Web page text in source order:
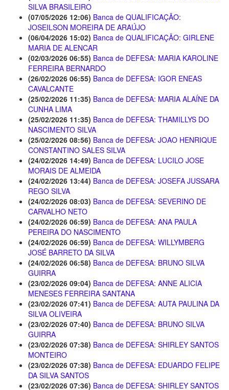
SILVA BRASILEIRO
(07/05/2026 12:06) Banca de QUALIFICAÇÃO:
JOSEILSON MOREIRA DE ARAÚJO
(06/04/2026 15:02) Banca de QUALIFICAÇÃO: GIRLENE
MARIA DE ALENCAR
(02/03/2026 06:55) Banca de DEFESA: MARIA KAROLINE
FERREIRA BERNARDO
(26/02/2026 06:55) Banca de DEFESA: IGOR ENEAS
CAVALCANTE
(25/02/2026 11:35) Banca de DEFESA: MARIA ALAÍNE DA
CUNHA LIMA
(25/02/2026 11:35) Banca de DEFESA: THAMILLYS DO
NASCIMENTO SILVA
(25/02/2026 08:56) Banca de DEFESA: JOAO HENRIQUE
CONSTANTINO SALES SILVA
(24/02/2026 14:49) Banca de DEFESA: LUCILO JOSE
MORAIS DE ALMEIDA
(24/02/2026 13:44) Banca de DEFESA: JOSEFA JUSSARA
REGO SILVA
(24/02/2026 08:03) Banca de DEFESA: SEVERINO DE
CARVALHO NETO
(24/02/2026 06:59) Banca de DEFESA: ANA PAULA
PEREIRA DO NASCIMENTO
(24/02/2026 06:59) Banca de DEFESA: WILLYMBERG
JOSÉ BARRETO DA SILVA
(24/02/2026 06:58) Banca de DEFESA: BRUNO SILVA
GUIRRA
(23/02/2026 09:04) Banca de DEFESA: ANNE ALICIA
MENESES FERREIRA SANTANA
(23/02/2026 07:41) Banca de DEFESA: AUTA PAULINA DA
SILVA OLIVEIRA
(23/02/2026 07:40) Banca de DEFESA: BRUNO SILVA
GUIRRA
(23/02/2026 07:38) Banca de DEFESA: SHIRLEY SANTOS
MONTEIRO
(23/02/2026 07:38) Banca de DEFESA: EDUARDO FELIPE
DA SILVA SANTOS
(23/02/2026 07:36) Banca de DEFESA: SHIRLEY SANTOS